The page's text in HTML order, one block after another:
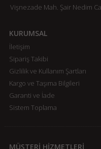
Vişnezade Mah. Şair Nedim
KURUMSAL
İletişim
Sipariş Takibi
Gizlilik ve Kullanım Şartları
Kargo ve Taşıma Bilgileri
Garanti ve İade
Sistem Toplama
MÜŞTERİ HİZMETLERİ